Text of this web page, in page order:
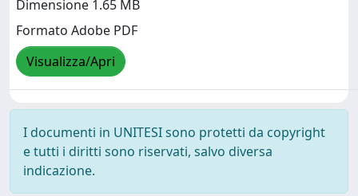
Dimensione 1.65 MB
Formato Adobe PDF
Visualizza/Apri
I documenti in UNITESI sono protetti da copyright
e tutti i diritti sono riservati, salvo diversa
indicazione.